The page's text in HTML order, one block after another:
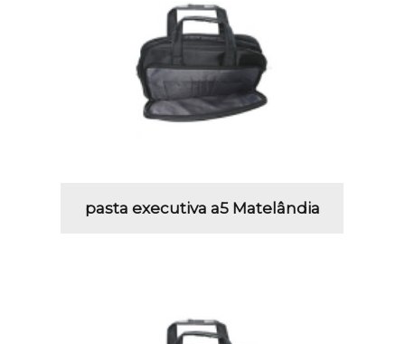
pasta executiva a5 Matelândia